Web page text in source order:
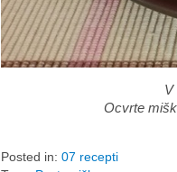
V
Ocvrte
Posted in: 07 recepti